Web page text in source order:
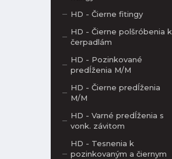
HD - Čierne fitingy
HD - Čierne polšróbenia k
čerpadlám
HD - Pozinkované
predĺženia M/M
HD - Čierne predĺženia
M/M
HD - Varné predĺženia s
vonk. závitom
HD - Tesnenia k
pozinkovaným a čiernym